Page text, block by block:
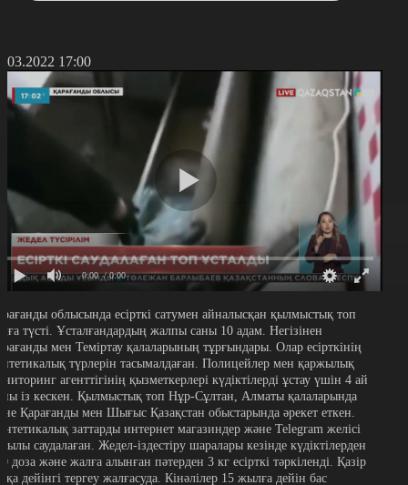
17:00
0:00 / 0:00
облысында есірткі сатумен айналысқан қылмыстық топ
түсті. Ұсталғандардың жалпы саны 10 адам. Негізінен
мен Теміртау қалаларының тұрғындары. Олар есірткінің
түрлерін тасымалдаған. Полицейлер мен қаржылық
агенттігінің қызметкерлері күдіктілерді ұстау үшін 4 ай
із кескен. Қылмыстық топ Нұр-Сұлтан, Алматы қалаларында
Қарағанды мен Шығыс Қазақстан обыстарында әрекет еткен.
заттарды интернет магазиндер және Telegram желісі
саудалаған. Жедел-іздестіру шаралары кезінде күдіктілерден
доза және жалға алынған пәтерден 3 кг есірткі тәркіленді. Қазір
дейінгі тергеу жалғасуда. Кінәлілер 15 жылға дейін бас